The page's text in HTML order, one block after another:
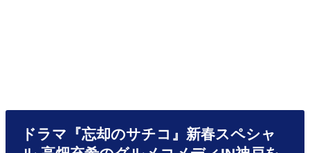
ドラマ『忘却のサチコ』新春スペシャ